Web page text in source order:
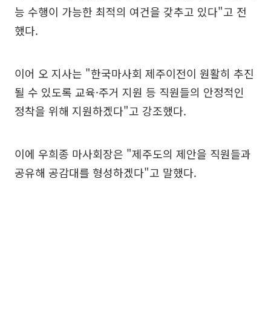
능 수행이 가능한 최적의 여건을 갖추고 있다"고 전
했다.
이어 오 지사는 "한국마사회 제주이전이 원활히 추진
될 수 있도록 교육·주거 지원 등 직원들의 안정적인
정착을 위해 지원하겠다"고 강조했다.
이에 우희종 마사회장은 "제주도의 제안을 직원들과
공유해 공감대를 형성하겠다"고 말했다.